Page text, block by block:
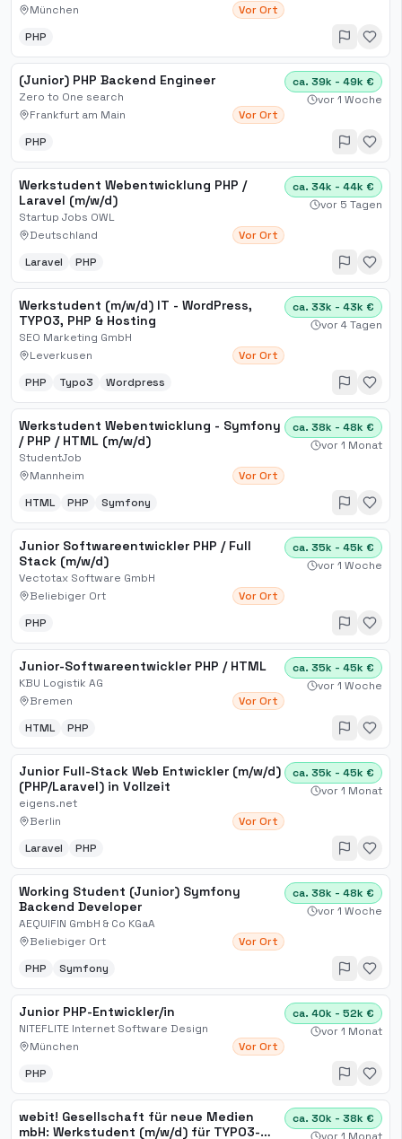
München
Vor Ort
PHP
(Junior) PHP Backend Engineer
Zero to One search
Frankfurt am Main
Vor Ort
ca. 39k - 49k €
vor 1 Woche
PHP
Werkstudent Webentwicklung PHP /
Laravel (m/w/d)
Startup Jobs OWL
Deutschland
Vor Ort
ca. 34k - 44k €
vor 5 Tagen
Laravel PHP
Werkstudent (m/w/d) IT - WordPress,
TYPO3, PHP & Hosting
SEO Marketing GmbH
Leverkusen
Vor Ort
ca. 33k - 43k €
vor 4 Tagen
PHP Typo3 Wordpress
Werkstudent Webentwicklung - Symfony
/ PHP / HTML (m/w/d)
StudentJob
Mannheim
Vor Ort
ca. 38k - 48k €
vor 1 Monat
HTML PHP Symfony
Junior Softwareentwickler PHP / Full
Stack (m/w/d)
Vectotax Software GmbH
Beliebiger Ort
Vor Ort
ca. 35k - 45k €
vor 1 Woche
PHP
Junior-Softwareentwickler PHP / HTML
KBU Logistik AG
Bremen
Vor Ort
ca. 35k - 45k €
vor 1 Woche
HTML PHP
Junior Full-Stack Web Entwickler (m/w/d)
(PHP/Laravel) in Vollzeit
eigens.net
Berlin
Vor Ort
ca. 35k - 45k €
vor 1 Monat
Laravel PHP
Working Student (Junior) Symfony
Backend Developer
AEQUIFIN GmbH & Co KGaA
Beliebiger Ort
Vor Ort
ca. 38k - 48k €
vor 1 Woche
PHP Symfony
Junior PHP-Entwickler/in
NITEFLITE Internet Software Design
München
Vor Ort
ca. 40k - 52k €
vor 1 Monat
PHP
webit! Gesellschaft für neue Medien
mbH: Werkstudent (m/w/d) für TYPO3-
ca. 30k - 38k €